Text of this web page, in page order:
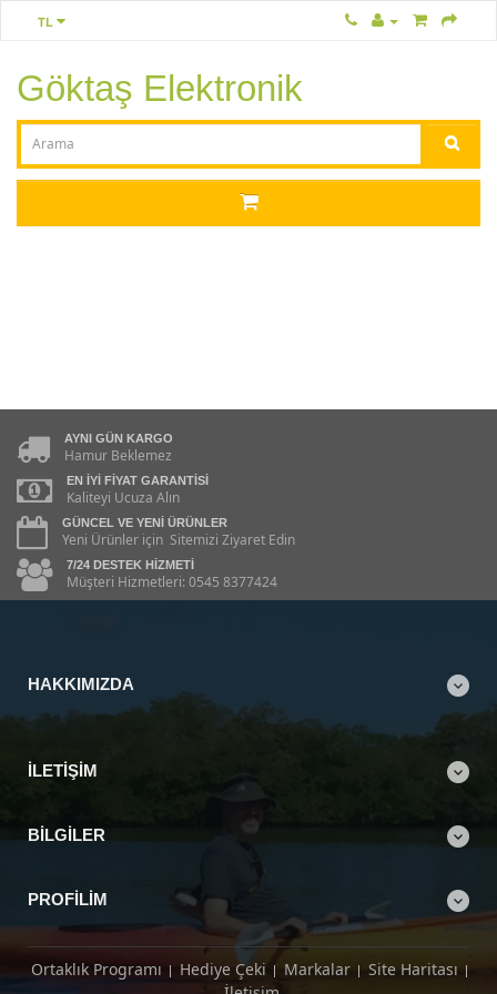
TL
Göktaş Elektronik
AYNI GÜN KARGO
Hamur Beklemez
EN İYI FIYAT GARANTISI
Kaliteyi Ucuza Alın
GÜNCEL VE YENI ÜRÜNLER
Yeni Ürünler için Sitemizi Ziyaret Edin
7/24 DESTEK HIZMETI
Müşteri Hizmetleri: 0545 8377424
HAKKIMIZDA
İLETIŞIM
BILGILER
PROFILIM
Ortaklık Programı Hediye Çeki Markalar
Site Haritası